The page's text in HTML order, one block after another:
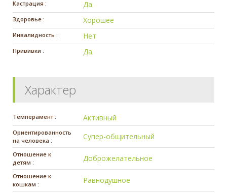
Кастрация : Да
Здоровье : Хорошее
Инвалидность : Нет
Прививки : Да
Характер
Темперамент : Активный
Ориентированность
на человека :
Супер-общительный
Отношение к
детям :
Доброжелательное
Отношение к
кошкам :
Равнодушное